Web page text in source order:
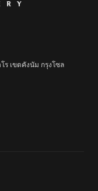
ร เขตคังนัม กรุงโซล